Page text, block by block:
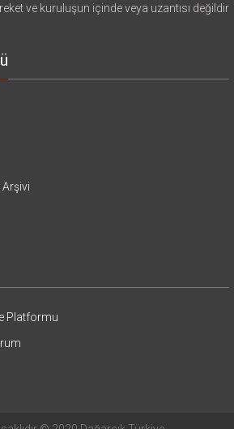
ve kuruluşun içinde veya uzantısı değildir
Arşivi
Platformu